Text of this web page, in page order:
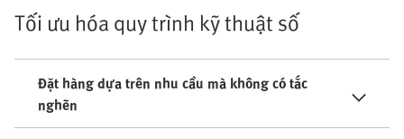
Tối ưu hóa quy trình kỹ thuật số
Đặt hàng dựa trên nhu cầu mà không có tắc
nghẽn